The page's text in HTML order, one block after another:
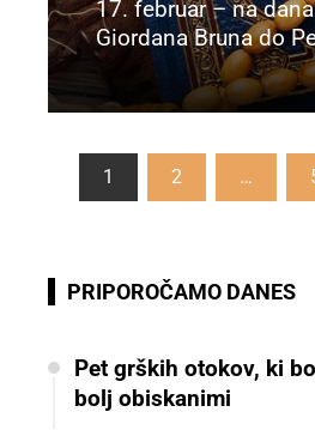
17. februar – na
Giordana Bruna do
Številčenje
1 2 …
PRIPOROČAMO DANES
Pet grških otokov, ki
bolj obiskanimi